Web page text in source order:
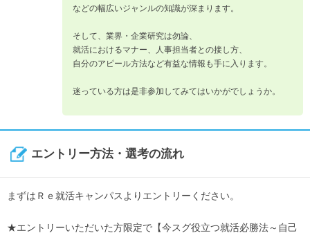
などの幅広いジャンルの知識が深まります。
そして、業界・企業研究は勿論、
就活におけるマナー、人事担当者との接し方、
自分のアピール方法など有益な情報も手に入ります。
迷っている方は是非参加してみてはいかがでしょうか。
エントリー方法・選考の流れ
まずはＲｅ就活キャンパスよりエントリーください。
★エントリーいただいた方限定で【今スグ役立つ就活必勝法～自己